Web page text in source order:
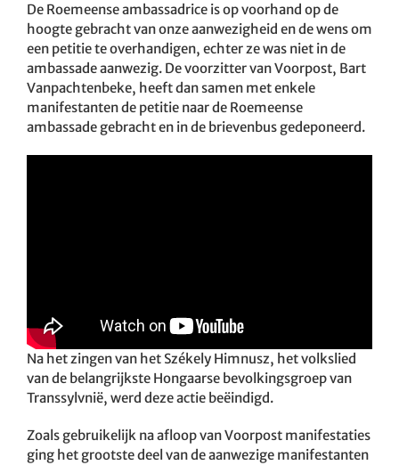
De Roemeense ambassadrice is op voorhand op de
hoogte gebracht van onze aanwezigheid en de wens om
een petitie te overhandigen, echter ze was niet in de
ambassade aanwezig. De voorzitter van Voorpost, Bart
Vanpachtenbeke, heeft dan samen met enkele
manifestanten de petitie naar de Roemeense
ambassade gebracht en in de brievenbus gedeponeerd.
Na het zingen van het Székely Himnusz, het volkslied
van de belangrijkste Hongaarse bevolkingsgroep van
Transsylvnië, werd deze actie beëindigd.
Zoals gebruikelijk na afloop van Voorpost manifestaties
ging het grootste deel van de aanwezige manifestanten